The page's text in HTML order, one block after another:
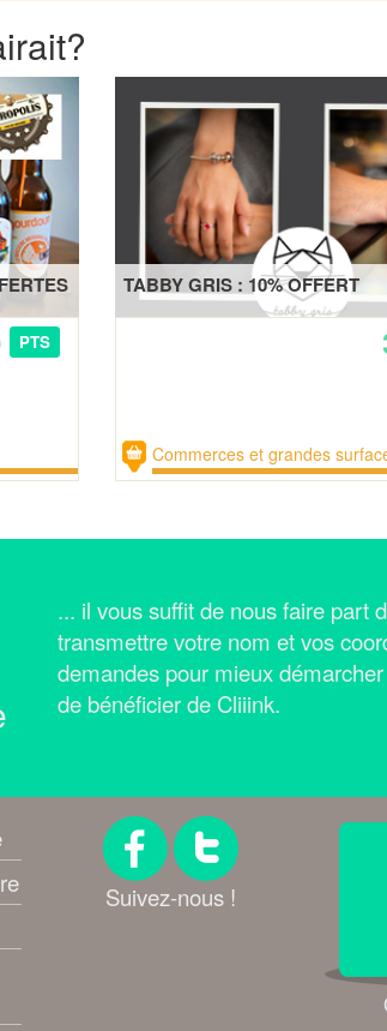
PTS
TABBY GRIS : 10% OFFERT
Commerces et grandes
... il vous suffit de nous faire part
transmettre votre nom et vos
demandes pour mieux
de bénéficier de Cliiink.
Suivez-nous !